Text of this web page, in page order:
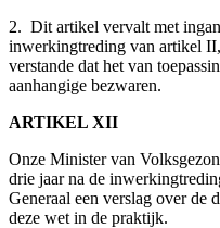
2. Dit artikel vervalt met
inwerkingtreding van artikel
verstande dat het van
aanhangige bezwaren.
ARTIKEL XII
Onze Minister van
drie jaar na de
Generaal een verslag over de
deze wet in de praktijk.